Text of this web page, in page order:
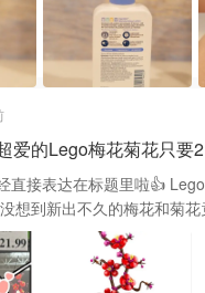
备的类型👍
爱的Lego梅花菊花只要
直接表达在标题里啦👍
想到新出不久的梅花和菊
278 Pieces
到手价) 傲骨梅 10369 | ICONS
骨梅 10369 | ICONS $21.99(到